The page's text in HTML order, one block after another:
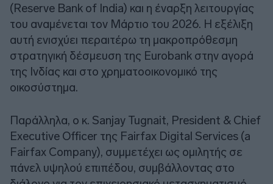
(Reserve Bank of India) και η έναρξη λειτουργίας
του αναμένεται τον Μάρτιο του 2026. Η εξέλιξη
αυτή ενισχύει περαιτέρω τη μακροπρόθεσμη
στρατηγική δέσμευση της Eurobank στην αγορά
της Ινδίας και στο χρηματοοικονομικό της
οικοσύστημα.
Παράλληλα, ο κ. Sanjay Tugnait, President & Chief
Executive Officer της Fairfax Digital Services (a
Fairfax Company), συμμετέχει ως ομιλητής σε
πάνελ υψηλού επιπέδου, συμβάλλοντας στο